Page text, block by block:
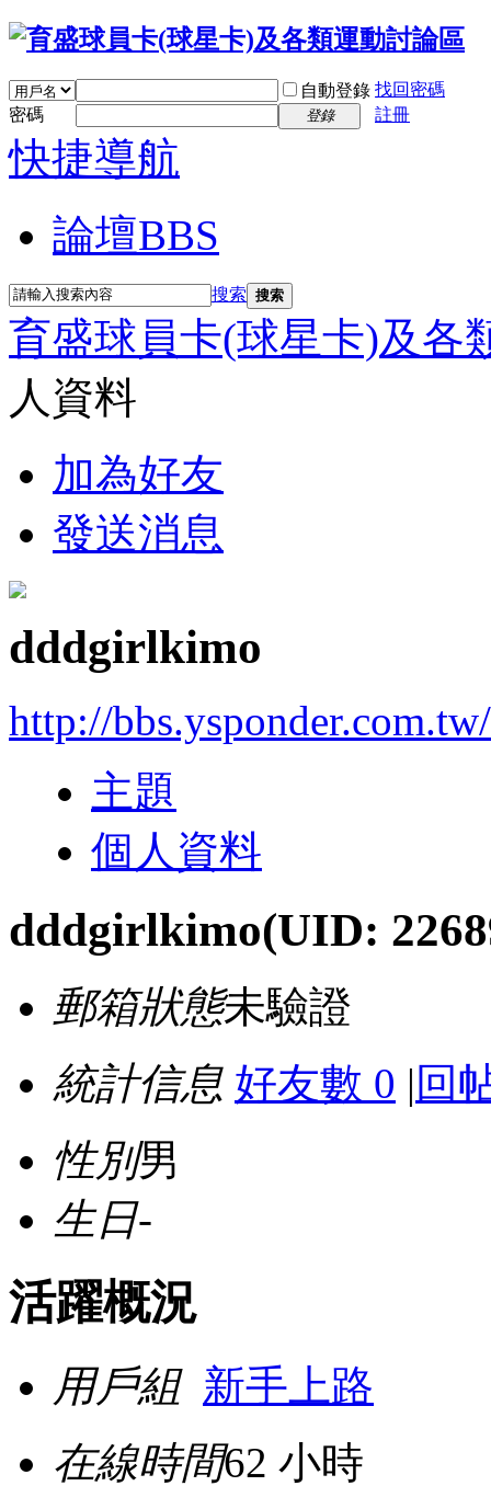
自動登錄 找回密碼
密碼
登錄 註冊
快捷導航
論壇BBS
搜索 搜索
育盛球員卡(球星卡)及各
人資料
加為好友
發送消息
dddgirlkimo
http://
主題
個人資料
dddgirlkimo(UID:
郵箱狀態未驗證
統計信息 好友數 0 | 回
性別男
生日-
活躍概況
用戶組 新手上路
在線時間62 小時